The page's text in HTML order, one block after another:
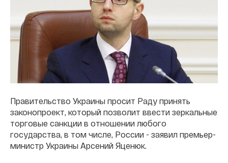
Правительство Украины просит Раду принять
законопроект, который позволит ввести зеркальные
торговые санкции в отношении любого
государства, в том числе, России - заявил премьер-
министр Украины Арсений Яценюк.